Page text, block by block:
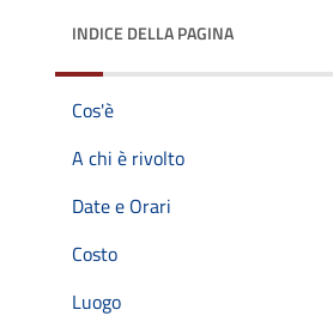
INDICE DELLA PAGINA
Cos'è
A chi è rivolto
Date e Orari
Costo
Luogo